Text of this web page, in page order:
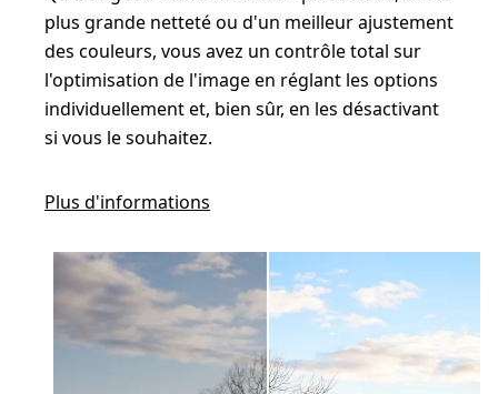
plus grande netteté ou d'un meilleur ajustement
des couleurs, vous avez un contrôle total sur
l'optimisation de l'image en réglant les options
individuellement et, bien sûr, en les désactivant
si vous le souhaitez.
Plus d'informations